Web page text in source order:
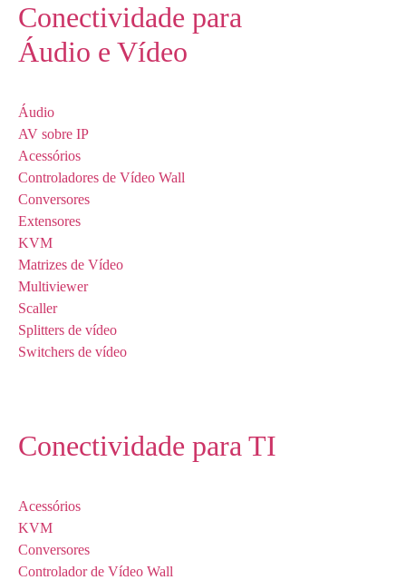
Conectividade para
Áudio e Vídeo
Áudio
AV sobre IP
Acessórios
Controladores de Vídeo Wall
Conversores
Extensores
KVM
Matrizes de Vídeo
Multiviewer
Scaller
Splitters de vídeo
Switchers de vídeo
Conectividade para TI
Acessórios
KVM
Conversores
Controlador de Vídeo Wall